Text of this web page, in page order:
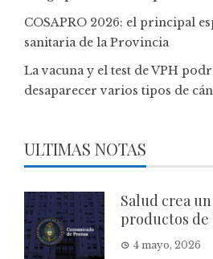
COSAPRO 2026: el principal
sanitaria de la Provincia
La vacuna y el test de VPH
desaparecer varios tipos de
ULTIMAS NOTAS
Salud crea
productos de
4 mayo, 2026